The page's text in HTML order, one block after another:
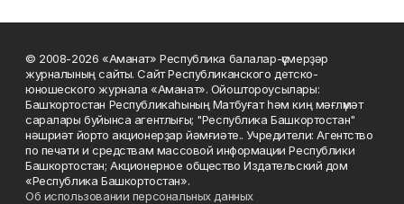
© 2008-2026 «Аманат» Республика балалар-үҫмерҙәр
журналының сайты. Сайт Республиканского детско-
юношеского журнала «Аманат». Ойоштороусылары:
Башҡортостан Республикаһының Матбуғат һәм киң мәғлүмәт
саралары буйынса агентлығы; "Республика Башкортостан"
нәшриәт йорто акционерҙар йәмғиәте.. Учредители: Агентство
по печати и средствам массовой информации Республики
Башкортостан; Акционерное общество Издательский дом
«Республика Башкортостан».
Об использовании персональных данных